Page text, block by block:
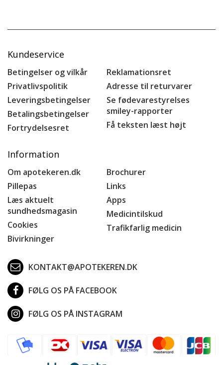
Kundeservice
Betingelser og vilkår
Privatlivspolitik
Leveringsbetingelser
Betalingsbetingelser
Fortrydelsesret
Reklamationsret
Adresse til returvarer
Se fødevarestyrelses
smiley-rapporter
Få teksten læst højt
Information
Om apotekeren.dk
Pillepas
Læs aktuelt
sundhedsmagasin
Cookies
Bivirkninger
Brochurer
Links
Apps
Medicintilskud
Trafikfarlig medicin
KONTAKT@APOTEKEREN.DK
FØLG OS PÅ FACEBOOK
FØLG OS PÅ INSTAGRAM